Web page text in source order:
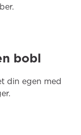
bobl
din egen med